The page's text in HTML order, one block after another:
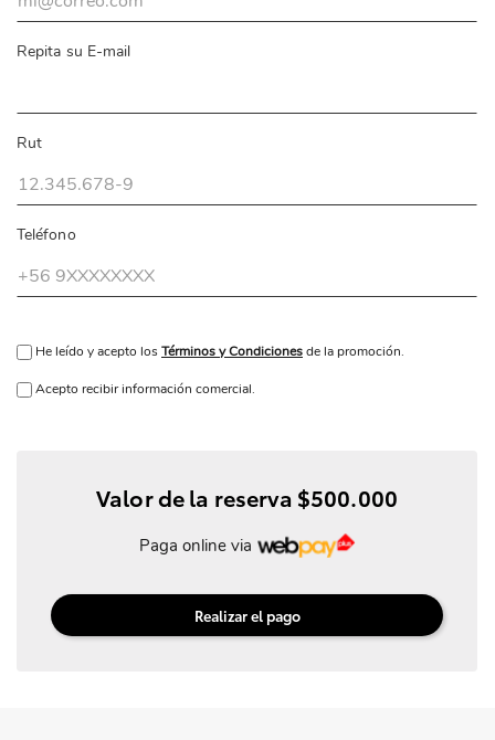
Repita su E-mail
Rut
Teléfono
He leído y acepto losTérminos y Condicionesde la promoción.
Acepto recibir información comercial.
Valor de la reserva $500.000
Paga online via
Realizar el pago